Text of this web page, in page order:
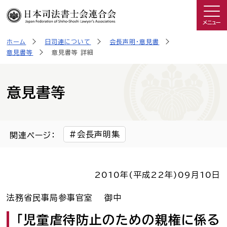
司法書士を知る
広報物・制作物
メニュー
ホーム 日司連について
会長声明・意見書
意見書等
意見書等 詳細
意見書等
関連ページ： 会長声明集
2010年(平成22年) 09月10日
法務省民事局参事官室 御中
「児童虐待防止のための親権に係る